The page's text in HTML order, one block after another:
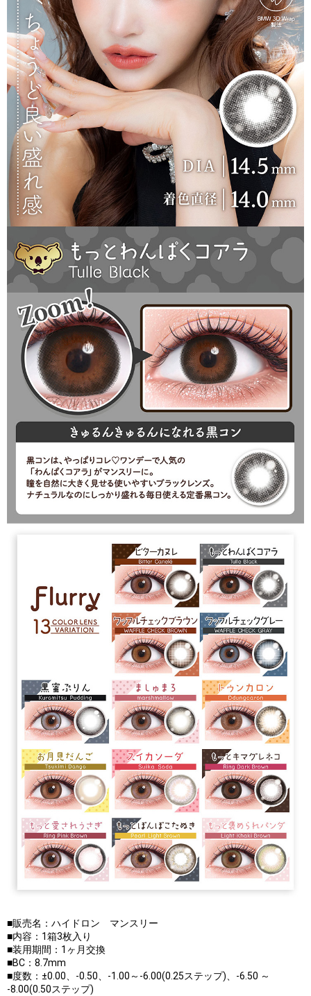
■販売名：ハイドロン マンスリー
■内容：1箱3枚入り
■装用期間：1ヶ月交換
■BC：8.7mm
■度数：±0.00、-0.50、-1.00～-6.00(0.25ステップ)、-6.50 ～
-8.00(0.50ステップ)